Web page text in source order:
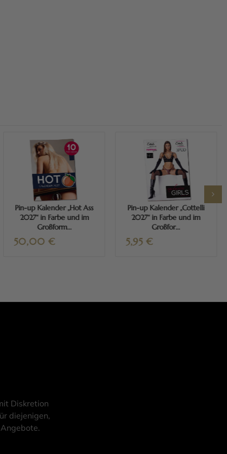
Pin-up Kalender „Hot Ass
2027“ in Farbe und im
Großform...
50,00€
Mehr erfahren
Pin-up Kalender „Cottelli
2027“ in Farbe und im
Großfor...
5,95€
Mehr erfahren
Diskretion
diejenigen,